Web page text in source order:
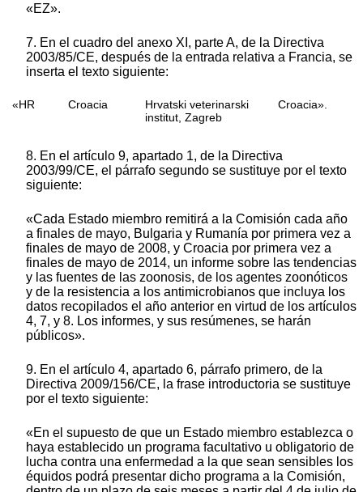
«EZ».
7. En el cuadro del anexo XI, parte A, de la Directiva
2003/85/CE, después de la entrada relativa a Francia, se
inserta el texto siguiente:
«HR Croacia
Hrvatski veterinarski
institut, Zagreb
Croacia».
8. En el artículo 9, apartado 1, de la Directiva
2003/99/CE, el párrafo segundo se sustituye por el texto
siguiente:
«Cada Estado miembro remitirá a la Comisión cada año
a finales de mayo, Bulgaria y Rumanía por primera vez a
finales de mayo de 2008, y Croacia por primera vez a
finales de mayo de 2014, un informe sobre las tendencias
y las fuentes de las zoonosis, de los agentes zoonóticos
y de la resistencia a los antimicrobianos que incluya los
datos recopilados el año anterior en virtud de los artículos
4, 7, y 8. Los informes, y sus resúmenes, se harán
públicos».
9. En el artículo 4, apartado 6, párrafo primero, de la
Directiva 2009/156/CE, la frase introductoria se sustituye
por el texto siguiente:
«En el supuesto de que un Estado miembro establezca o
haya establecido un programa facultativo u obligatorio de
lucha contra una enfermedad a la que sean sensibles los
équidos podrá presentar dicho programa a la Comisión,